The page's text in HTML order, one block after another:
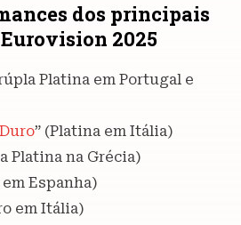
dos principais
2025
Platina em Portugal e
” (Platina em Itália)
Platina na Grécia)
Espanha)
em Itália)